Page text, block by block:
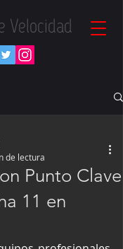
Velocidad
Punto Clave
11 en
de lectura